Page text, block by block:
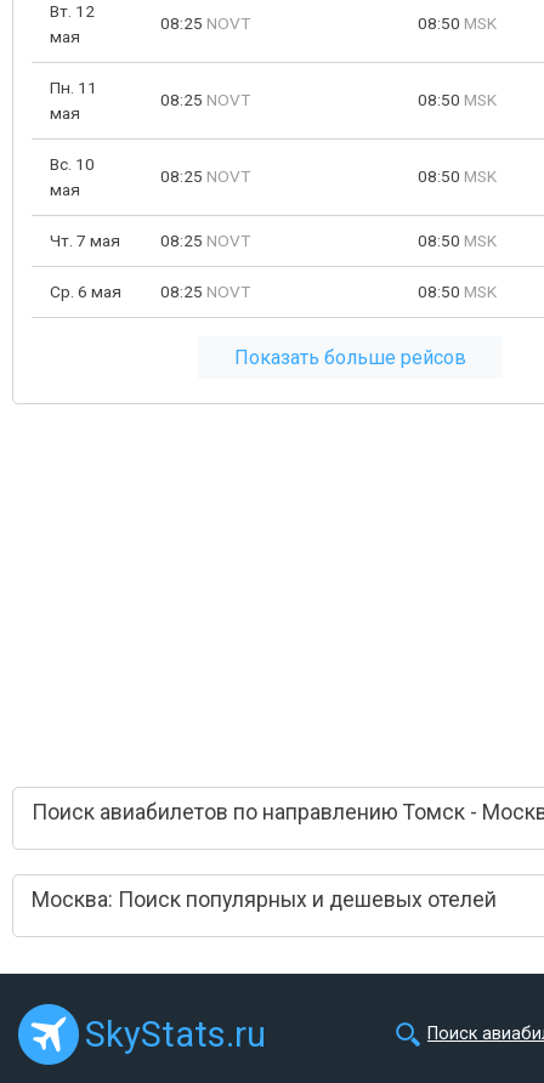
Вт. 12
мая
08:25 NOVT 08:50 MSK
Пн. 11
мая
08:25 NOVT 08:50 MSK
Вс. 10
мая
08:25 NOVT 08:50 MSK
Чт. 7 мая 08:25 NOVT 08:50 MSK
Ср. 6 мая 08:25 NOVT 08:50 MSK
Показать больше рейсов
Поиск авиабилетов по направлению Томск -
Москва: Поиск популярных и дешевых отелей
SkyStats.ru Поиск